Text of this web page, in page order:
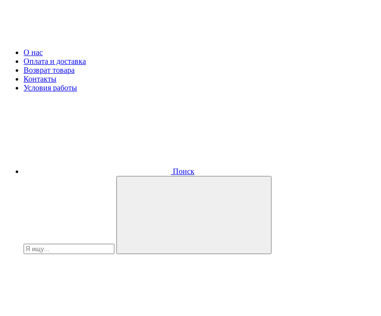
О нас
Оплата и доставка
Возврат товара
Контакты
Условия работы
Поиск